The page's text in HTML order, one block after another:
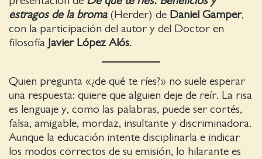
estragos de la broma(Herder) de Daniel Gamper,
con la participación del autor y del Doctor en
filosofía Javier López Alós.
Quien pregunta «¿de qué te ríes?» no suele esperar
una respuesta: quiere que alguien deje de reír. La risa
es lenguaje y, como las palabras, puede ser cortés,
falsa, amigable, mordaz, insultante y discriminadora.
Aunque la educación intente disciplinarla e indicar
los modos correctos de su emisión, lo hilarante es